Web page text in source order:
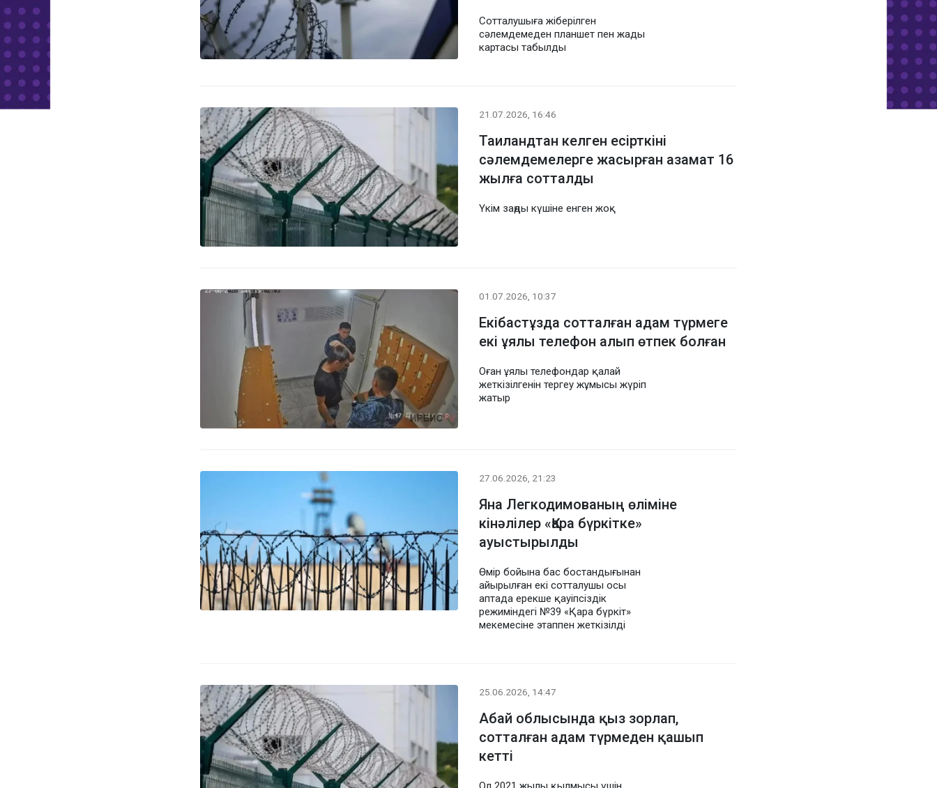
Сотталушыға жіберілген
сәлемдемеден планшет пен жады
картасы табылды
21.07.2026, 16:46
Таиландтан келген есірткіні
сәлемдемелерге жасырған азамат 16
жылға сотталды
Үкім заңды күшіне енген жоқ
01.07.2026, 10:37
Екібастұзда сотталған адам түрмеге
екі ұялы телефон алып өтпек болған
Оған ұялы телефондар қалай
жеткізілгенін тергеу жұмысы жүріп
жатыр
27.06.2026, 21:23
Яна Легкодимованың өліміне
кінәлілер «Қара бүркітке»
ауыстырылды
Өмір бойына бас бостандығынан
айырылған екі сотталушы осы
аптада ерекше қауіпсіздік
режиміндегі №39 «Қара бүркіт»
мекемесіне этаппен жеткізілді
25.06.2026, 14:47
Абай облысында қыз зорлап,
сотталған адам түрмеден қашып
кетті